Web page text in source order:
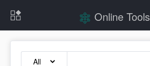
Online Tools